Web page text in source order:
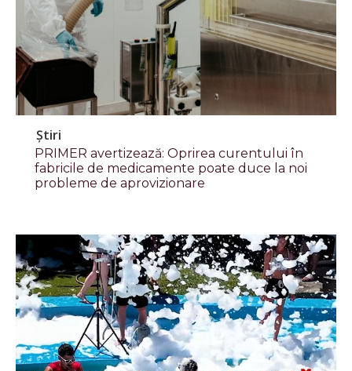
Știri
PRIMER avertizează: Oprirea curentului în
fabricile de medicamente poate duce la noi
probleme de aprovizionare